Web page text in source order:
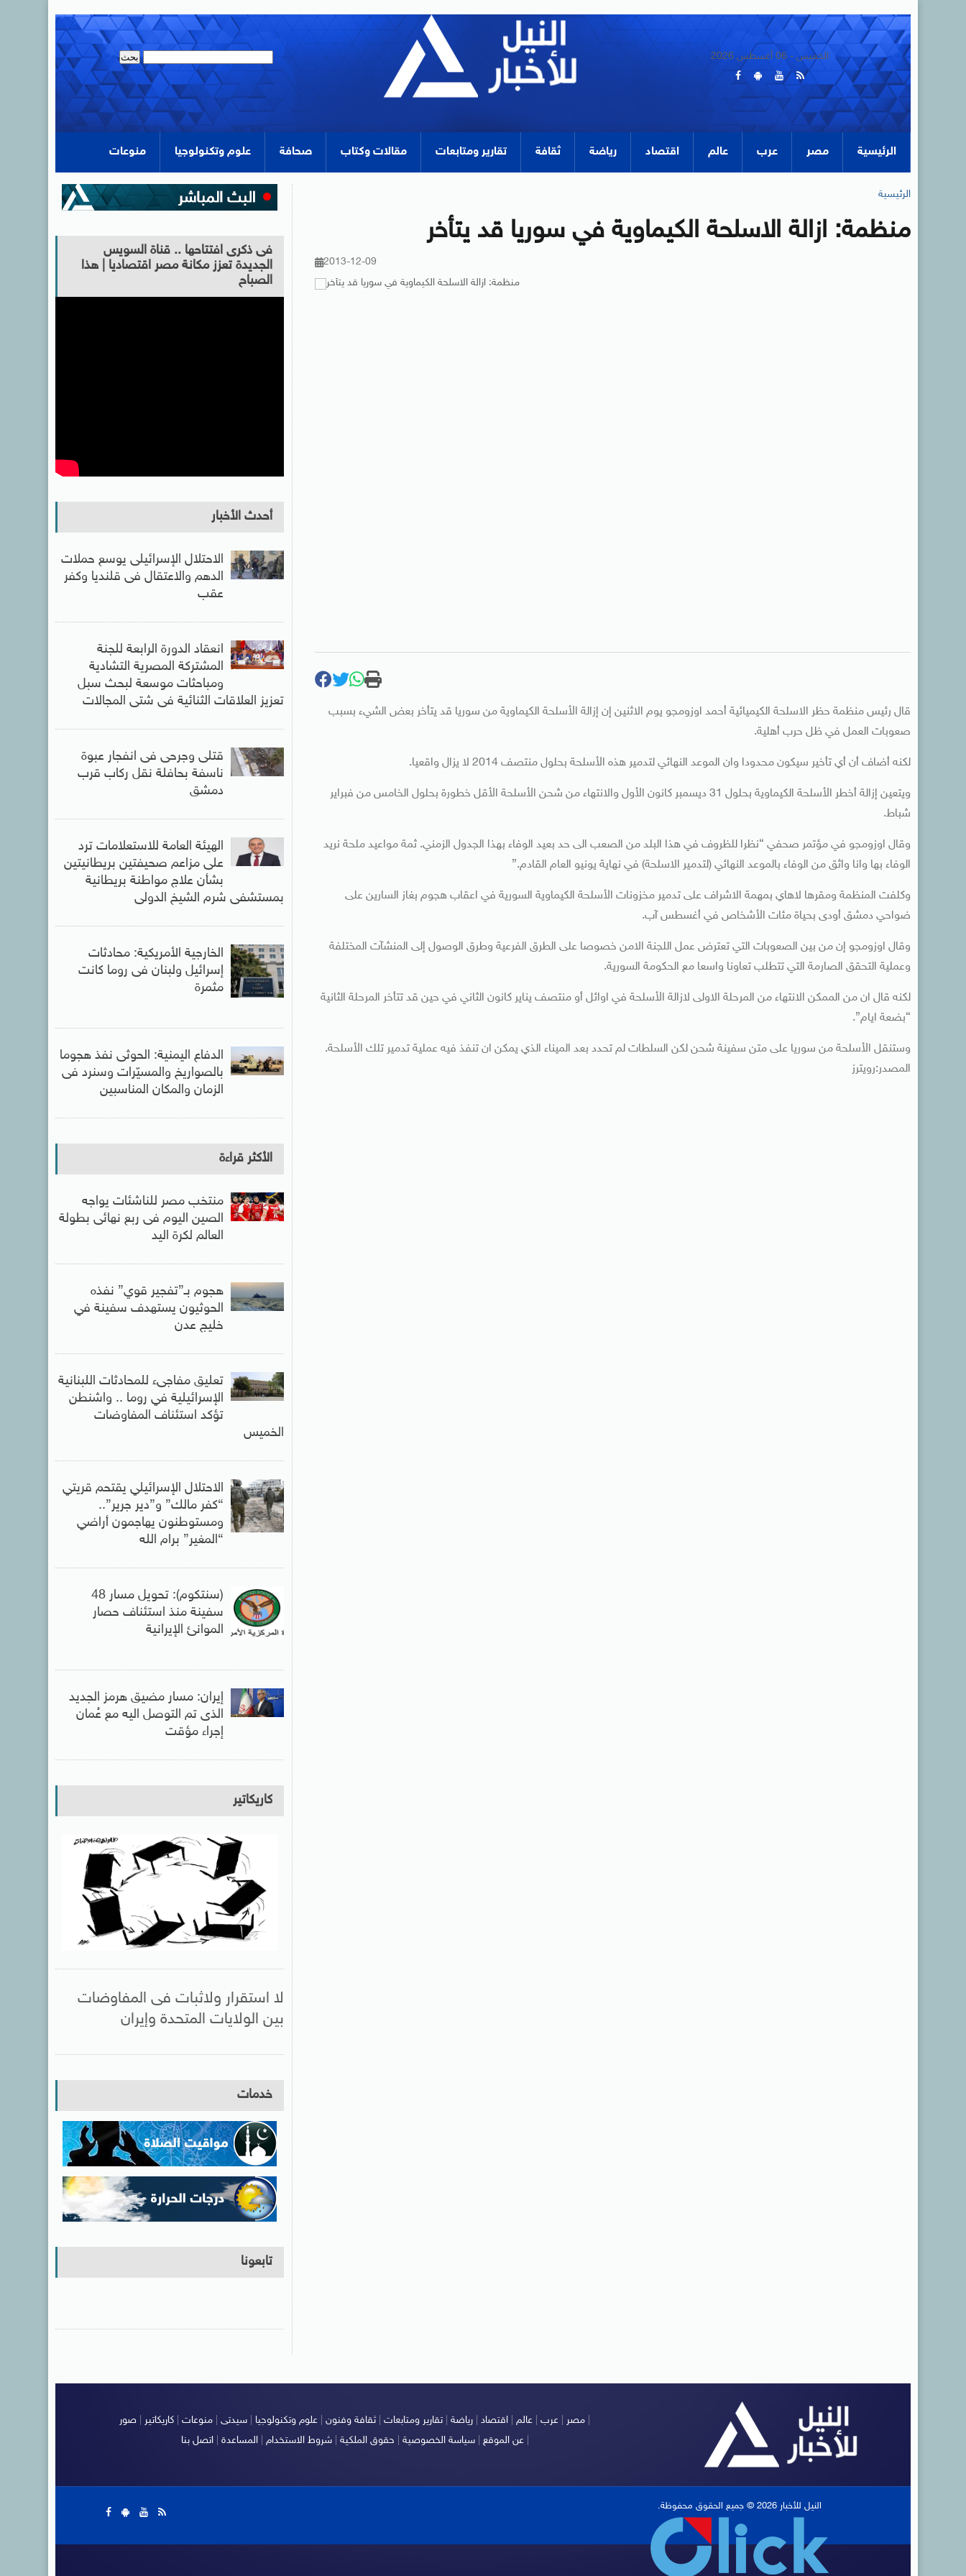
الخميس - 06 أغسطس 2026
الرئيسية مصر عرب عالم اقتصاد رياضة ثقافة تقارير ومتابعات مقالات وكتاب صحافة علوم وتكنولوجيا منوعات
الرئيسية
منظمة: ازالة الاسلحة الكيماوية في سوريا قد يتأخر
2013-12-09
قال رئيس منظمة حظر الاسلحة الكيميائية أحمد اوزومجو يوم الاثنين إن إزالة الأسلحة الكيماوية من سوريا قد يتأخر بعض الشيء بسبب
صعوبات العمل في ظل حرب أهلية.
لكنه أضاف أن أي تأخير سيكون محدودا وان الموعد النهائي لتدمير هذه الأسلحة بحلول منتصف 2014 لا يزال واقعيا.
ويتعين إزالة أخطر الأسلحة الكيماوية بحلول 31 ديسمبر كانون الأول والانتهاء من شحن الأسلحة الأقل خطورة بحلول الخامس من فبراير
شباط.
وقال اوزومجو في مؤتمر صحفي “نظرا للظروف في هذا البلد من الصعب الى حد بعيد الوفاء بهذا الجدول الزمني. ثمة مواعيد ملحة نريد
الوفاء بها وانا واثق من الوفاء بالموعد النهائي (لتدمير الاسلحة) في نهاية يونيو العام القادم.”
وكلفت المنظمة ومقرها لاهاي بمهمة الاشراف على تدمير مخزونات الأسلحة الكيماوية السورية في اعقاب هجوم بغاز السارين على
ضواحي دمشق أودى بحياة مئات الأشخاص في أغسطس آب.
وقال اوزومجو إن من بين الصعوبات التي تعترض عمل اللجنة الامن خصوصا على الطرق الفرعية وطرق الوصول إلى المنشآت المختلفة
وعملية التحقق الصارمة التي تتطلب تعاونا واسعا مع الحكومة السورية.
لكنه قال ان من الممكن الانتهاء من المرحلة الاولى لازالة الأسلحة في اوائل أو منتصف يناير كانون الثاني في حين قد تتأخر المرحلة الثانية
“بضعة ايام”.
وستنقل الأسلحة من سوريا على متن سفينة شحن لكن السلطات لم تحدد بعد الميناء الذي يمكن ان تنفذ فيه عملية تدمير تلك الأسلحة.
المصدر:رويترز
فى ذكرى افتتاحها .. قناة السويس
الجديدة تعزز مكانة مصر اقتصاديا | هذا
الصباح
أحدث الأخبار
الاحتلال الإسرائيلى يوسع حملات
الدهم والاعتقال فى قلنديا وكفر
عقب
انعقاد الدورة الرابعة للجنة
المشتركة المصرية التشادية
ومباحثات موسعة لبحث سبل
تعزيز العلاقات الثنائية فى شتى المجالات
قتلى وجرحى فى انفجار عبوة
ناسفة بحافلة نقل ركاب قرب
دمشق
الهيئة العامة للاستعلامات ترد
على مزاعم صحيفتين بريطانيتين
بشأن علاج مواطنة بريطانية
بمستشفى شرم الشيخ الدولى
الخارجية الأمريكية: محادثات
إسرائيل ولبنان فى روما كانت
مثمرة
الدفاع اليمنية: الحوثى نفذ هجوما
بالصواريخ والمسيّرات وسنرد فى
الزمان والمكان المناسبين
الأكثر قراءة
منتخب مصر للناشئات يواجه
الصين اليوم فى ربع نهائى بطولة
العالم لكرة اليد
هجوم بـ”تفجير قوي” نفذه
الحوثيون يستهدف سفينة في
خليج عدن
تعليق مفاجىء للمحادثات اللبنانية
الإسرائيلية في روما .. واشنطن
تؤكد استئناف المفاوضات
الخميس
الاحتلال الإسرائيلي يقتحم قريتي
“كفر مالك” و”دير جرير”..
ومستوطنون يهاجمون أراضي
“المغير” برام الله
(سنتكوم): تحويل مسار 48
سفينة منذ استئناف حصار
الموانئ الإيرانية
إيران: مسار مضيق هرمز الجديد
الذى تم التوصل اليه مع عُمان
إجراء مؤقت
كاريكاتير
لا استقرار ولاثبات فى المفاوضات
بين الولايات المتحدة وإيران
خدمات
تابعونا
مصر عرب عالم اقتصاد رياضة |تقارير ومتابعات |ثقافة وفنون علوم وتكنولوجيا سيدتى منوعات كاريكاتير صور
عن الموقع |سياسة الخصوصية حقوق الملكية |شروط الاستخدام |المساعدة |اتصل بنا |
النيل للأخبار 2026 © جميع الحقوق محفوظة.